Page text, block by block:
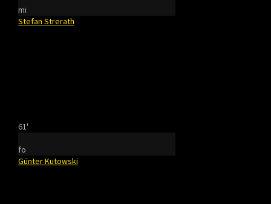
mi
Stefan Strerath
61'
fo
Günter Kutowski